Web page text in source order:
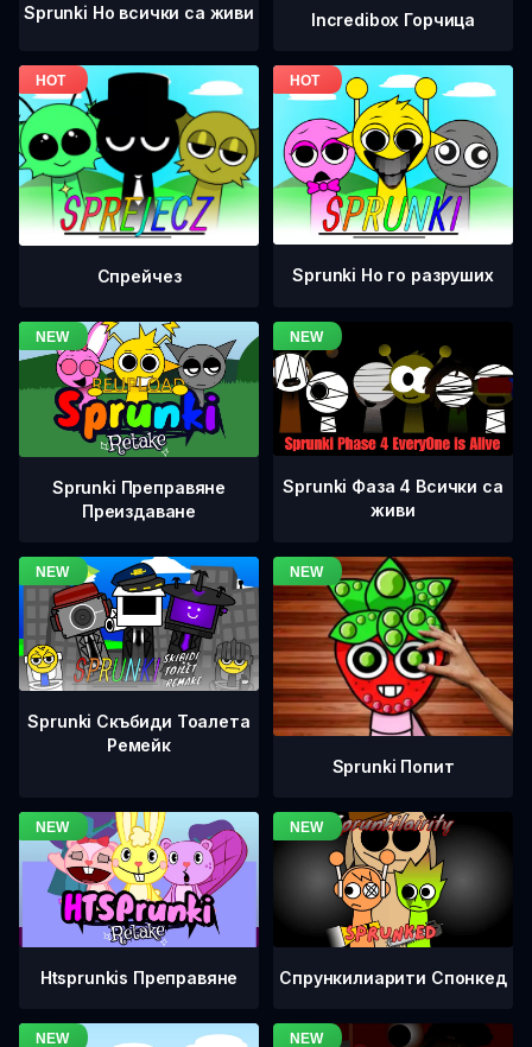
Sprunki Но всички са живи Incredibox Горчица
Спрейчез Sprunki Но го разруших
Sprunki Преправяне
Преиздаване
Sprunki Фаза 4 Всички са
живи
Sprunki Скъбиди Тоалета
Ремейк
Sprunki Попит
Htsprunkis Преправяне Спрункилиарити Спонкед